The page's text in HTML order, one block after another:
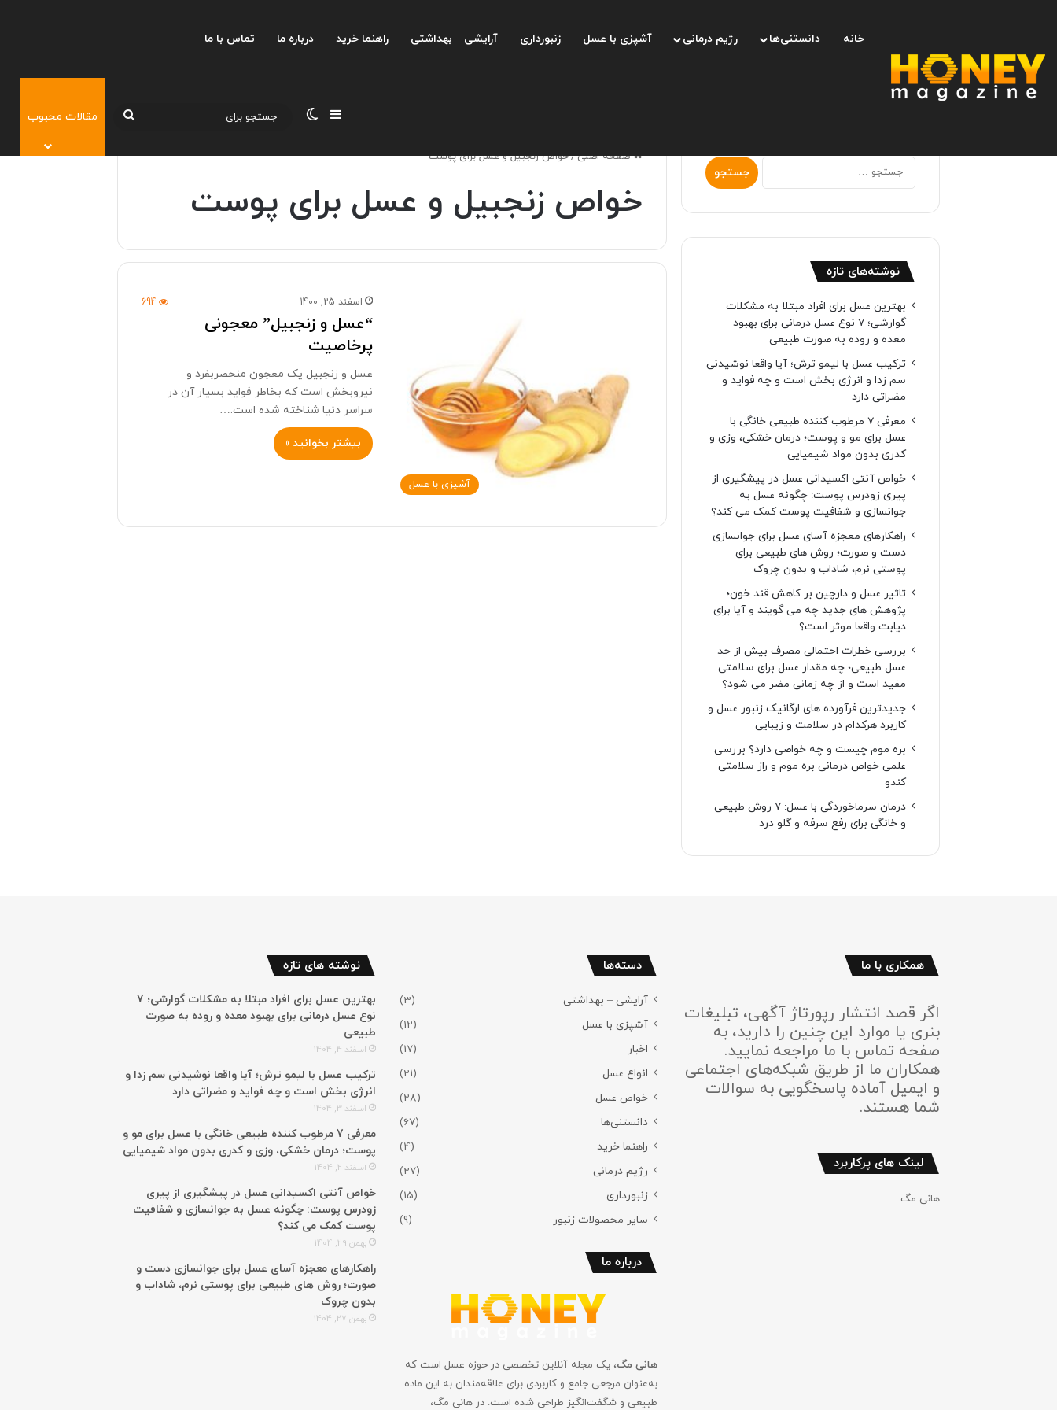
خانه دانستنی‌ها رژیم درمانی آشپزی با عسل زنبورداری آرایشی – بهداشتی راهنما خرید درباره ما تماس با ما
نوارکناریتغییر پوسته
جستجومقالات محبوب
صفحه اصلی/خواص زنجبیل و عسل برای پوست
خواص زنجبیل و عسل برای پوست
آشپزی با عسل
اسفند 25, 1400 694
“عسل و زنجبیل” معجونی
پرخاصیت
عسل و زنجبیل یک معجون منحصربفرد و
نیروبخش است که بخاطر فواید بسیار آن در
سراسر دنیا شناخته شده است.…
بیشتر بخوانید »
جستجو
برای:
نوشته‌های تازه
بهترین عسل برای افراد مبتلا به مشکلات
گوارشی؛ 7 نوع عسل درمانی برای بهبود
معده و روده به صورت طبیعی
ترکیب عسل با لیمو ترش؛ آیا واقعا نوشیدنی
سم زدا و انرژی بخش است و چه فواید و
مضراتی دارد
معرفی 7 مرطوب کننده طبیعی خانگی با
عسل برای مو و پوست؛ درمان خشکی، وزی و
کدری بدون مواد شیمیایی
خواص آنتی اکسیدانی عسل در پیشگیری از
پیری زودرس پوست: چگونه عسل به
جوانسازی و شفافیت پوست کمک می کند؟
راهکارهای معجزه آسای عسل برای جوانسازی
دست و صورت؛ روش های طبیعی برای
پوستی نرم، شاداب و بدون چروک
تاثیر عسل و دارچین بر کاهش قند خون؛
پژوهش های جدید چه می گویند و آیا برای
دیابت واقعا موثر است؟
بررسی خطرات احتمالی مصرف بیش از حد
عسل طبیعی؛ چه مقدار عسل برای سلامتی
مفید است و از چه زمانی مضر می شود؟
جدیدترین فرآورده های ارگانیک زنبور عسل و
کاربرد هرکدام در سلامت و زیبایی
بره موم چیست و چه خواصی دارد؟ بررسی
علمی خواص درمانی بره موم و راز سلامتی
کندو
درمان سرماخوردگی با عسل: ۷ روش طبیعی
و خانگی برای رفع سرفه و گلو درد
همکاری با ما
اگر قصد انتشار رپورتاژ آگهی، تبلیغات
بنری یا موارد این چنین را دارید، به
صفحه تماس با ما مراجعه نمایید.
همکاران ما از طریق شبکه‌های اجتماعی
و ایمیل آماده پاسخگویی به سوالات
شما هستند.
لینک های پرکاربرد
هانی مگ
دسته‌ها
آرایشی – بهداشتی
(3)
آشپزی با عسل
(12)
اخبار
(17)
انواع عسل
(21)
خواص عسل
(28)
دانستنی‌ها
(67)
راهنما خرید
(4)
رژیم درمانی
(27)
زنبورداری
(15)
سایر محصولات زنبور
(9)
درباره ما
هانی مگ، یک مجله آنلاین تخصصی در حوزه عسل است که
به‌عنوان مرجعی جامع و کاربردی برای علاقه‌مندان به این ماده
طبیعی و شگفت‌انگیز طراحی شده است. در هانی مگ،
نوشته های تازه
بهترین عسل برای افراد مبتلا به مشکلات گوارشی؛ 7
نوع عسل درمانی برای بهبود معده و روده به صورت
طبیعی
اسفند 4, 1404
ترکیب عسل با لیمو ترش؛ آیا واقعا نوشیدنی سم زدا و
انرژی بخش است و چه فواید و مضراتی دارد
اسفند 3, 1404
معرفی 7 مرطوب کننده طبیعی خانگی با عسل برای مو و
پوست؛ درمان خشکی، وزی و کدری بدون مواد شیمیایی
اسفند 2, 1404
خواص آنتی اکسیدانی عسل در پیشگیری از پیری
زودرس پوست: چگونه عسل به جوانسازی و شفافیت
پوست کمک می کند؟
بهمن 29, 1404
راهکارهای معجزه آسای عسل برای جوانسازی دست و
صورت؛ روش های طبیعی برای پوستی نرم، شاداب و
بدون چروک
بهمن 27, 1404